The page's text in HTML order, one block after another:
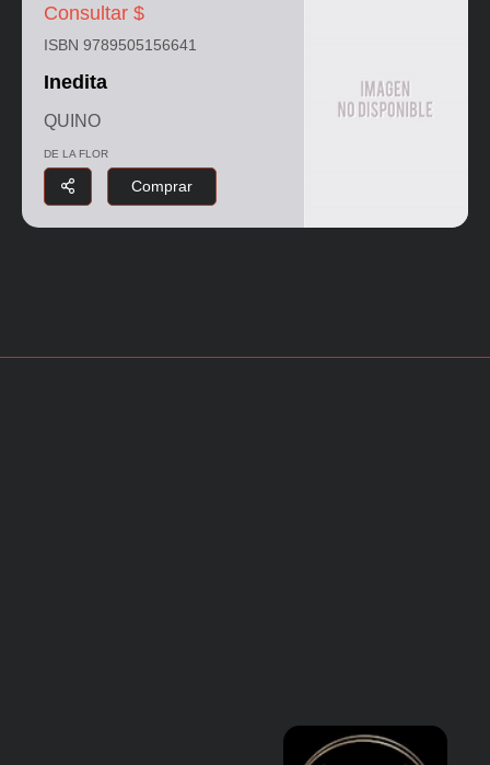
Consultar $
ISBN 9789505156641
Inedita
QUINO
DE LA FLOR
Comprar